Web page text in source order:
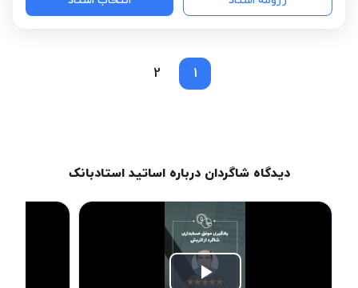
1
2
دیدگاه شاگردان درباره اساتید استادبانک